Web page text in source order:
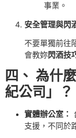
事業。
安全管理與閃
不要單獨前往
會教妳閃酒技
四、 為什
紀公司」？
實體辦公室：
支援，不同於